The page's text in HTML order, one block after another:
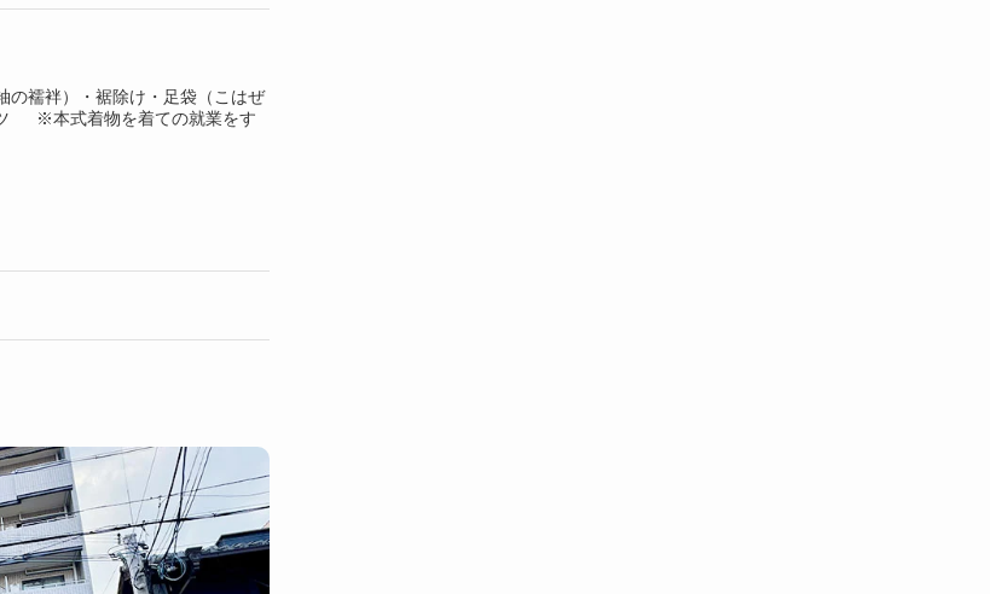
の襦袢）・裾除け・足袋（こはぜ
※本式着物を着ての就業をす